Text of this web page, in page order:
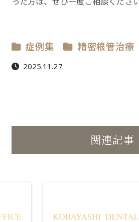
症例集 精密根管治療
2025.11.27
関連記事